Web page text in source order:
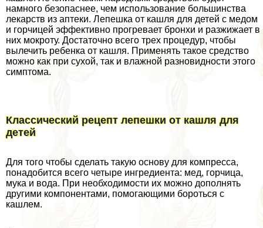
намного безопаснее, чем использование большинства
лекарств из аптеки. Лепешка от кашля для детей с медом
и горчицей эффективно прогревает бронхи и разжижает в
них мокроту. Достаточно всего трех процедур, чтобы
вылечить ребенка от кашля. Применять такое средство
можно как при сухой, так и влажной разновидности этого
симптома.
Классический рецепт лепешки от кашля для
детей
Для того чтобы сделать такую основу для компресса,
понадобится всего четыре ингредиента: мед, горчица,
мука и вода. При необходимости их можно дополнять
другими компонентами, помогающими бороться с
кашлем.